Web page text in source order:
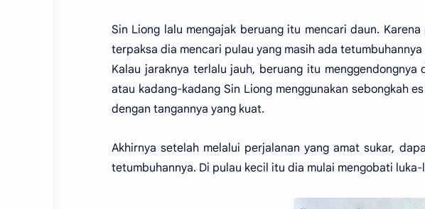
Sin Liong lalu mengajak beruang itu mencari daun.
terpaksa dia mencari pulau yang masih ada
Kalau jaraknya terlalu jauh, beruang itu
atau kadang-kadang Sin Liong menggunakan sebongkah
dengan tangannya yang kuat.
Akhirnya setelah melalui perjalanan yang amat sukar,
tetumbuhannya. Di pulau kecil itu dia mulai mengobati